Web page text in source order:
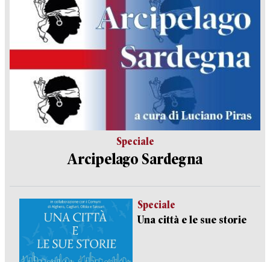
Speciale
Arcipelago Sardegna
Speciale
Una città e le sue storie